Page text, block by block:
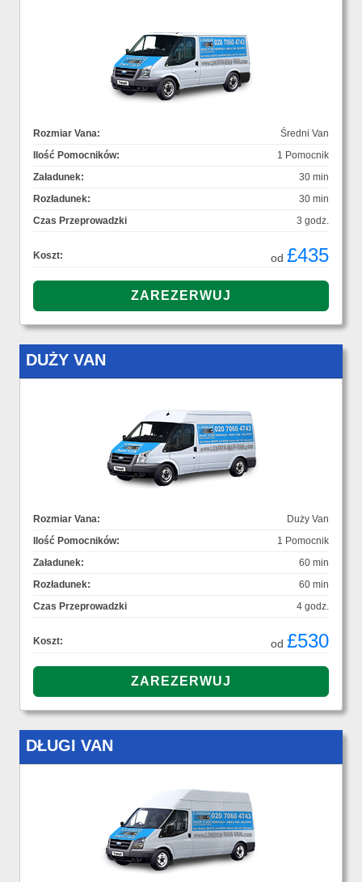
Rozmiar Vana:
Średni Van
Ilość Pomocników:
1 Pomocnik
Załadunek:
30 min
Rozładunek:
30 min
Czas Przeprowadzki
3 godz.
Koszt: od £435
DUŻY VAN
Rozmiar Vana:
Duży Van
Ilość Pomocników:
1 Pomocnik
Załadunek:
60 min
Rozładunek:
60 min
Czas Przeprowadzki
4 godz.
Koszt: od £530
DŁUGI VAN